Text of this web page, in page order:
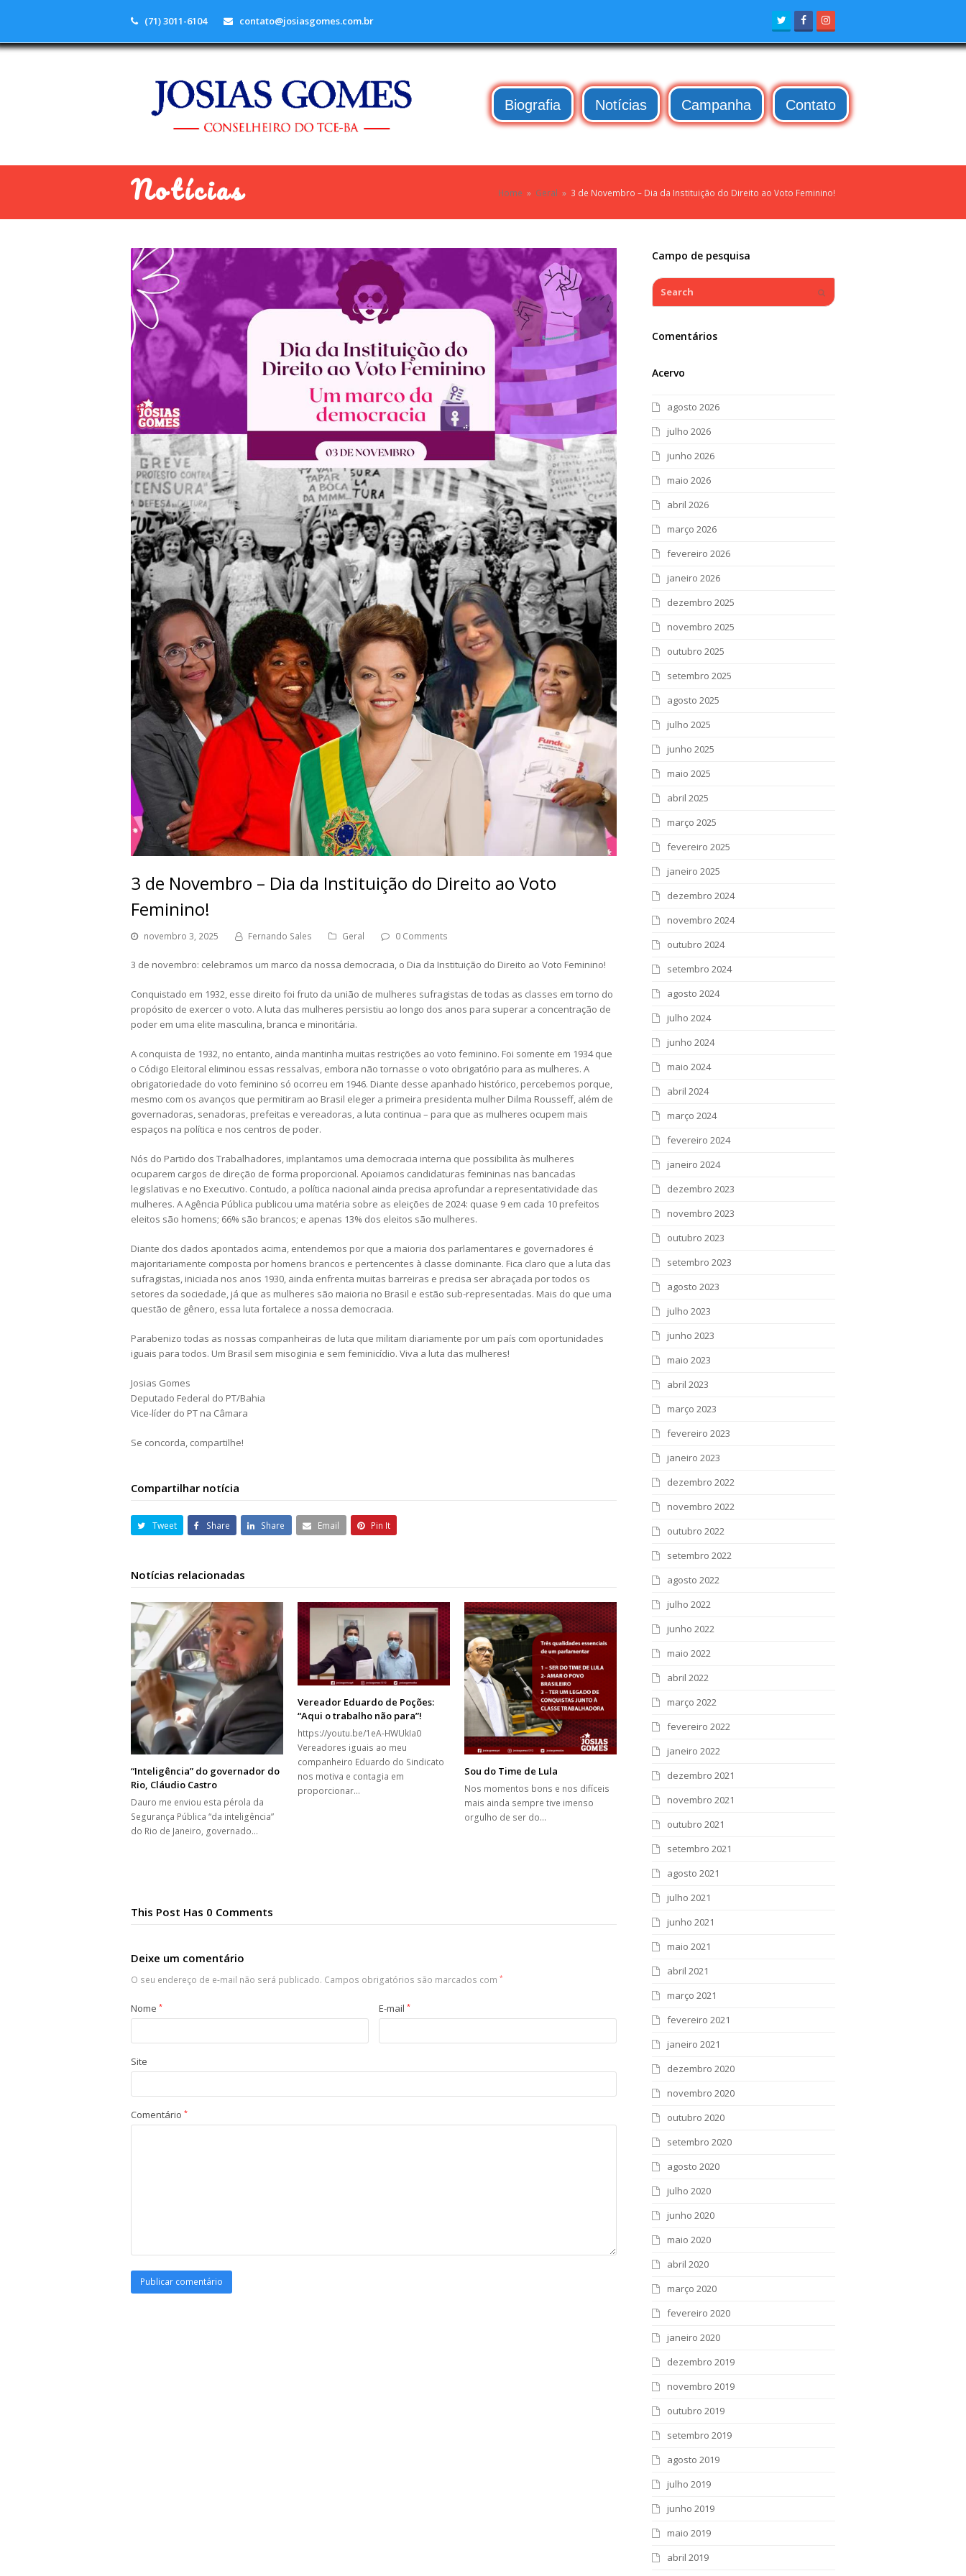
(71) 3011-6104 contato@josiasgomes.com.br TwitterFacebook
Biografia Notícias Campanha Contato
Notícias Home » Geral » 3 de Novembro – Dia da Instituição do Direito ao Voto Feminino!
3 de Novembro – Dia da Instituição do Direito ao Voto
Feminino!
novembro 3, 2025 Fernando Sales Geral 0 Comments
3 de novembro: celebramos um marco da nossa democracia, o Dia da Instituição do Direito ao Voto Feminino!
Conquistado em 1932, esse direito foi fruto da união de mulheres sufragistas de todas as classes em torno do
propósito de exercer o voto. A luta das mulheres persistiu ao longo dos anos para superar a concentração de
poder em uma elite masculina, branca e minoritária.
A conquista de 1932, no entanto, ainda mantinha muitas restrições ao voto feminino. Foi somente em 1934 que
o Código Eleitoral eliminou essas ressalvas, embora não tornasse o voto obrigatório para as mulheres. A
obrigatoriedade do voto feminino só ocorreu em 1946. Diante desse apanhado histórico, percebemos porque,
mesmo com os avanços que permitiram ao Brasil eleger a primeira presidenta mulher Dilma Rousseff, além de
governadoras, senadoras, prefeitas e vereadoras, a luta continua – para que as mulheres ocupem mais
espaços na política e nos centros de poder.
Nós do Partido dos Trabalhadores, implantamos uma democracia interna que possibilita às mulheres
ocuparem cargos de direção de forma proporcional. Apoiamos candidaturas femininas nas bancadas
legislativas e no Executivo. Contudo, a política nacional ainda precisa aprofundar a representatividade das
mulheres. A Agência Pública publicou uma matéria sobre as eleições de 2024: quase 9 em cada 10 prefeitos
eleitos são homens; 66% são brancos; e apenas 13% dos eleitos são mulheres.
Diante dos dados apontados acima, entendemos por que a maioria dos parlamentares e governadores é
majoritariamente composta por homens brancos e pertencentes à classe dominante. Fica claro que a luta das
sufragistas, iniciada nos anos 1930, ainda enfrenta muitas barreiras e precisa ser abraçada por todos os
setores da sociedade, já que as mulheres são maioria no Brasil e estão sub-representadas. Mais do que uma
questão de gênero, essa luta fortalece a nossa democracia.
Parabenizo todas as nossas companheiras de luta que militam diariamente por um país com oportunidades
iguais para todos. Um Brasil sem misoginia e sem feminicídio. Viva a luta das mulheres!
Josias Gomes
Deputado Federal do PT/Bahia
Vice-líder do PT na Câmara
Se concorda, compartilhe!
Compartilhar notícia
Tweet Share Share Email Pin It
Notícias relacionadas
“Inteligência” do governador do
Rio, Cláudio Castro
Dauro me enviou esta pérola da
Segurança Pública “da inteligência”
do Rio de Janeiro, governado…
Vereador Eduardo de Poções:
“Aqui o trabalho não para”!
https://youtu.be/1eA-HWUkIa0
Vereadores iguais ao meu
companheiro Eduardo do Sindicato
nos motiva e contagia em
proporcionar…
Sou do Time de Lula
Nos momentos bons e nos difíceis
mais ainda sempre tive imenso
orgulho de ser do…
This Post Has 0 Comments
Deixe um comentário
O seu endereço de e-mail não será publicado. Campos obrigatórios são marcados com *
Nome * E-mail *
Site
Comentário *
Campo de pesquisa
Search
Comentários
Acervo
agosto 2026
julho 2026
junho 2026
maio 2026
abril 2026
março 2026
fevereiro 2026
janeiro 2026
dezembro 2025
novembro 2025
outubro 2025
setembro 2025
agosto 2025
julho 2025
junho 2025
maio 2025
abril 2025
março 2025
fevereiro 2025
janeiro 2025
dezembro 2024
novembro 2024
outubro 2024
setembro 2024
agosto 2024
julho 2024
junho 2024
maio 2024
abril 2024
março 2024
fevereiro 2024
janeiro 2024
dezembro 2023
novembro 2023
outubro 2023
setembro 2023
agosto 2023
julho 2023
junho 2023
maio 2023
abril 2023
março 2023
fevereiro 2023
janeiro 2023
dezembro 2022
novembro 2022
outubro 2022
setembro 2022
agosto 2022
julho 2022
junho 2022
maio 2022
abril 2022
março 2022
fevereiro 2022
janeiro 2022
dezembro 2021
novembro 2021
outubro 2021
setembro 2021
agosto 2021
julho 2021
junho 2021
maio 2021
abril 2021
março 2021
fevereiro 2021
janeiro 2021
dezembro 2020
novembro 2020
outubro 2020
setembro 2020
agosto 2020
julho 2020
junho 2020
maio 2020
abril 2020
março 2020
fevereiro 2020
janeiro 2020
dezembro 2019
novembro 2019
outubro 2019
setembro 2019
agosto 2019
julho 2019
junho 2019
maio 2019
abril 2019